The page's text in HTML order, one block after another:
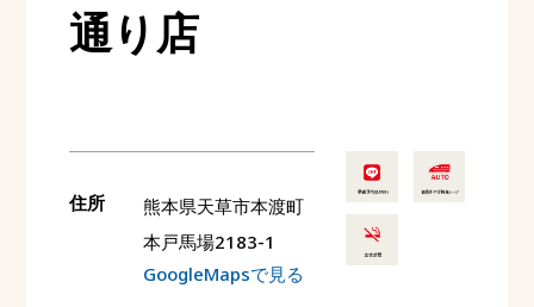
通り店
住所
熊本県天草市本渡町
本戸馬場2183-1
GoogleMapsで見る